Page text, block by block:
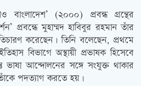
বাংলাদেশ’ (২০০০) প্রবন্ধ গ্রন্থের
প্রবন্ধে মুহাম্মদ হাবিবুর রহমান তাঁর
করেছেন। তিনি বলেছেন, প্রথমে
বিভাগে অস্থায়ী প্রভাষক হিসেবে
ভাষা আন্দোলনের সঙ্গে সংযুক্ত থাকার
পদত্যাগ করতে হয়।